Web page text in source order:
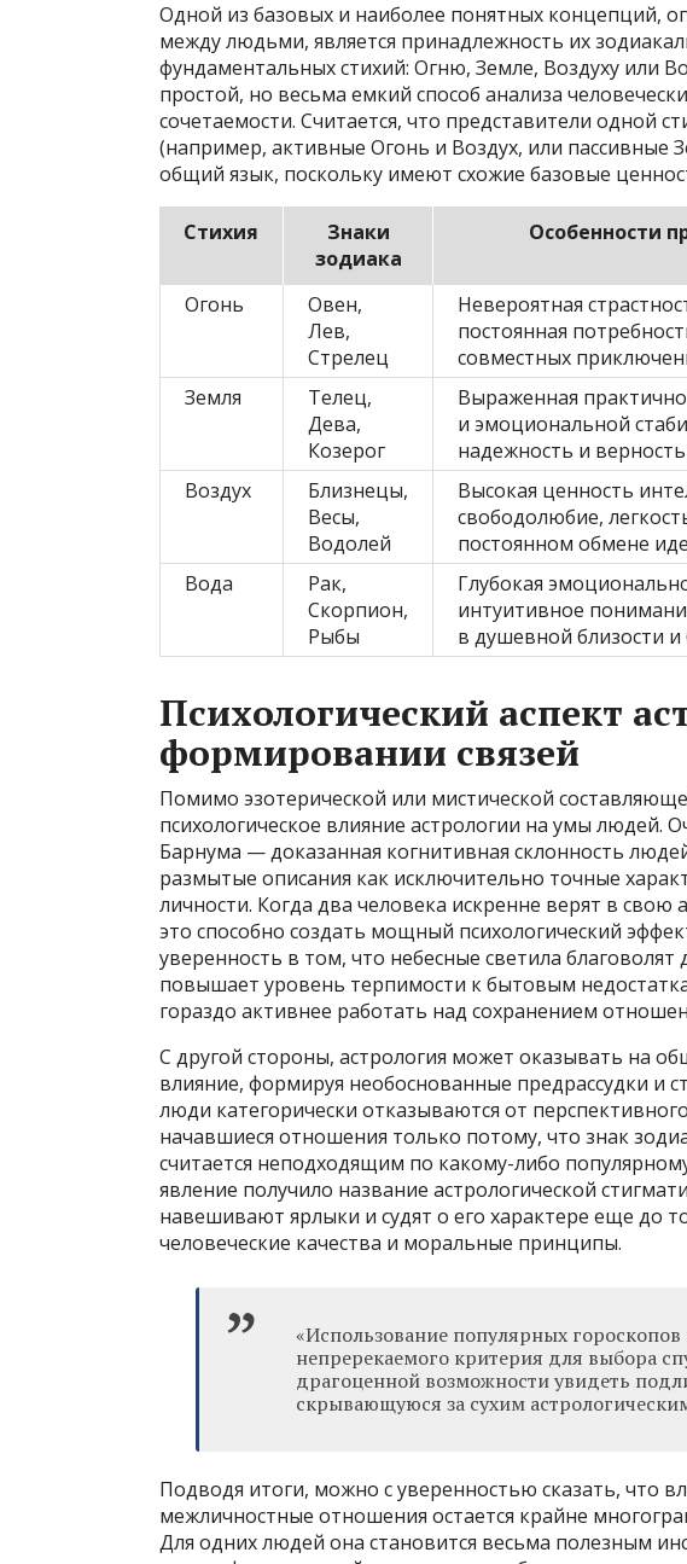
Одной из базовых и наиболее понятных концепций,
между людьми, является принадлежность их
фундаментальных стихий: Огню, Земле, Воздуху или
простой, но весьма емкий способ анализа
сочетаемости. Считается, что представители одной
(например, активные Огонь и Воздух, или пассивные
общий язык, поскольку имеют схожие базовые
Стихия
Знаки
зодиака
Особенности
Огонь
Овен,
Лев,
Стрелец
Невероятная
постоянная
совместных
Земля
Телец,
Дева,
Козерог
Выраженная
и эмоциональной
надежность и
Воздух
Близнецы,
Весы,
Водолей
Высокая ценность
свободолюбие,
постоянном обмене
Вода
Рак,
Скорпион,
Рыбы
Глубокая
интуитивное
в душевной близости и
Психологический аспект
формировании связей
Помимо эзотерической или мистической
психологическое влияние астрологии на умы людей.
Барнума — доказанная когнитивная склонность
размытые описания как исключительно точные
личности. Когда два человека искренне верят в свою
это способно создать мощный психологический
уверенность в том, что небесные светила
повышает уровень терпимости к бытовым
гораздо активнее работать над сохранением
С другой стороны, астрология может оказывать на
влияние, формируя необоснованные предрассудки и
люди категорически отказываются от
начавшиеся отношения только потому, что знак
считается неподходящим по какому-либо
явление получило название астрологической
навешивают ярлыки и судят о его характере еще до
человеческие качества и моральные принципы.
«Использование популярных гороскопов
непререкаемого критерия для выбора
драгоценной возможности увидеть
скрывающуюся за сухим
Подводя итоги, можно с уверенностью сказать, что
межличностные отношения остается крайне
Для одних людей она становится весьма полезным